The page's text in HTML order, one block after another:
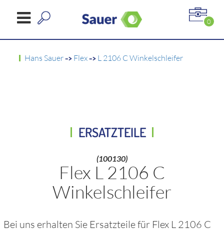
0
Hans Sauer-> Flex-> L 2106 C Winkelschleifer
ERSATZTEILE
(100130)
Flex L 2106 C
Winkelschleifer
Bei uns erhalten Sie Ersatzteile für Flex L 2106 C